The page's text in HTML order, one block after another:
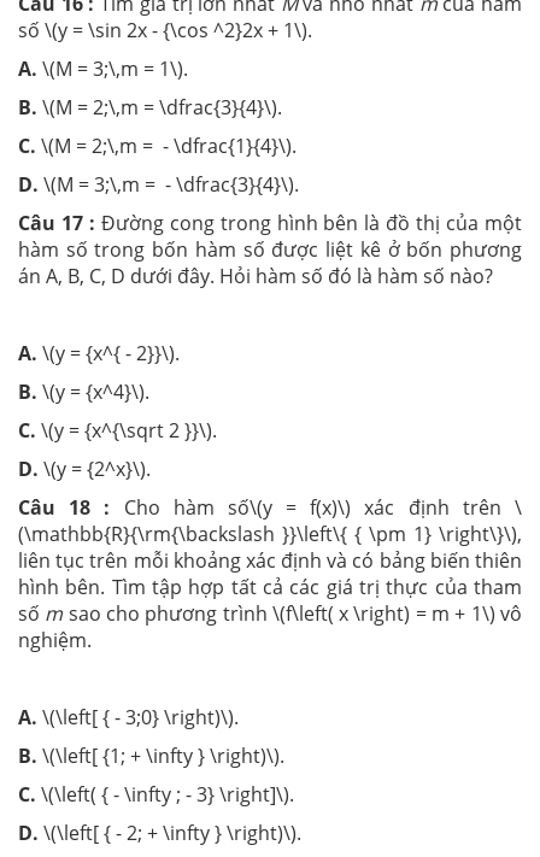
số \(y = \sin 2x - {\cos ^2}2x + 1\).
A. \(M = 3;\,m = 1\).
B. \(M = 2;\,m = \dfrac{3}{4}\).
C. \(M = 2;\,m = - \dfrac{1}{4}\).
D. \(M = 3;\,m = - \dfrac{3}{4}\).
Câu 17 : Đường cong trong hình bên là đồ thị của một
hàm số trong bốn hàm số được liệt kê ở bốn phương
án A, B, C, D dưới đây. Hỏi hàm số đó là hàm số nào?
A. \(y = {x^{ - 2}}\).
B. \(y = {x^4}\).
C. \(y = {x^{\sqrt 2 }}\).
D. \(y = {2^x}\).
Câu 18 : Cho hàm số\(y = f(x)\) xác định trên \
(\mathbb{R}{\rm{\backslash }}\left\{ { \pm 1} \right\}\),
liên tục trên mỗi khoảng xác định và có bảng biến thiên
hình bên. Tìm tập hợp tất cả các giá trị thực của tham
số m sao cho phương trình \(f\left( x \right) = m + 1\) vô
nghiệm.
A. \(\left[ { - 3;0} \right)\).
B. \(\left[ {1; + \infty } \right)\).
C. \(\left( { - \infty ; - 3} \right]\).
D. \(\left[ { - 2; + \infty } \right)\).